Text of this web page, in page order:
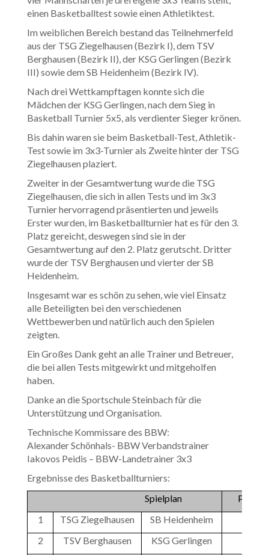
einen Basketballtest sowie einen Athletiktest.
Im weiblichen Bereich bestand das Teilnehmerfeld
aus der TSG Ziegelhausen (Bezirk I), dem TSV
Berghausen (Bezirk II), der KSG Gerlingen (Bezirk
III) sowie dem SB Heidenheim (Bezirk IV).
Nach drei Wettkampftagen konnte sich die
Mädchen der KSG Gerlingen, nach dem Sieg in
Basketball Turnier 5x5, als verdienter Sieger krönen.
Bis dahin waren sie beim Basketball-Test, Athletik-
Test sowie im 3x3-Turnier als Zweite hinter der TSG
Ziegelhausen plaziert.
Zweiter in der Gesamtwertung wurde die TSG
Ziegelhausen, die sich in allen Tests und im 3x3
Turnier hervorragend präsentierten und jeweils
Erster wurden, im Basketballturnier hat es für den 3.
Platz gereicht, deswegen sind sie in der
Gesamtwertung auf den 2. Platz gerutscht. Dritter
wurde der TSV Berghausen und vierter der SB
Heidenheim.
Insgesamt war es schön zu sehen, wie viel Einsatz
alle Beteiligten bei den verschiedenen
Wettbewerben und natürlich auch den Spielen
zeigten.
Ein Großes Dank geht an alle Trainer und Betreuer,
die bei allen Tests mitgewirkt und mitgeholfen
haben.
Danke an die Sportschule Steinbach für die
Unterstützung und Organisation.
Technische Kommissare des BBW:
Alexander Schönhals- BBW Verbandstrainer
Iakovos Peidis – BBW-Landetrainer 3x3
Ergebnisse des Basketballturniers:
Spielplan
1
TSG Ziegelhausen SB Heidenheim
2
TSV Berghausen KSG Gerlingen